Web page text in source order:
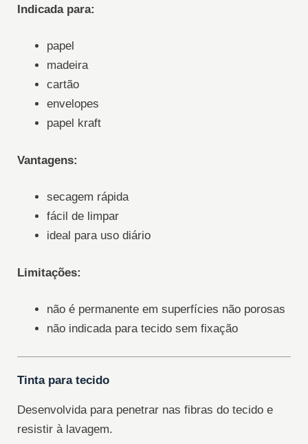
Indicada para:
papel
madeira
cartão
envelopes
papel kraft
Vantagens:
secagem rápida
fácil de limpar
ideal para uso diário
Limitações:
não é permanente em superfícies não porosas
não indicada para tecido sem fixação
Tinta para tecido
Desenvolvida para penetrar nas fibras do tecido e
resistir à lavagem.